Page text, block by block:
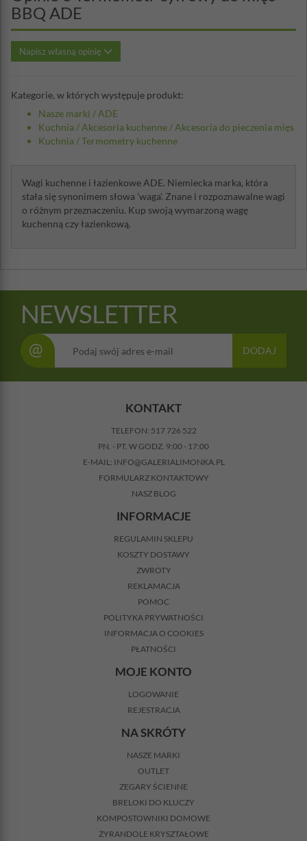
BBQ ADE
Napisz własną opinię
Kategorie, w których występuje produkt:
Nasze marki /ADE
Kuchnia /Akcesoria kuchenne /Akcesoria do pieczenia mięs
Kuchnia /Termometry kuchenne
Wagi kuchenne i łazienkowe ADE. Niemiecka marka, która
stała się synonimem słowa 'waga'. Znane i rozpoznawalne wagi
o różnym przeznaczeniu. Kup swoją wymarzoną wagę
kuchenną czy łazienkową.
NEWSLETTER
@ DODAJ
KONTAKT
TELEFON: 517 726 522
PN. - PT. W GODZ. 9:00 - 17:00
E-MAIL: INFO@GALERIALIMONKA.PL
FORMULARZ KONTAKTOWY
NASZ BLOG
INFORMACJE
REGULAMIN SKLEPU
KOSZTY DOSTAWY
ZWROTY
REKLAMACJA
POMOC
POLITYKA PRYWATNOŚCI
INFORMACJA O COOKIES
PŁATNOŚCI
MOJE KONTO
LOGOWANIE
REJESTRACJA
NA SKRÓTY
NASZE MARKI
OUTLET
ZEGARY ŚCIENNE
BRELOKI DO KLUCZY
KOMPOSTOWNIKI DOMOWE
ŻYRANDOLE KRYSZTAŁOWE